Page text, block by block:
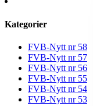
Kategorier
FVB-Nytt nr 58
FVB-Nytt nr 57
FVB-Nytt nr 56
FVB-Nytt nr 55
FVB-Nytt nr 54
FVB-Nytt nr 53